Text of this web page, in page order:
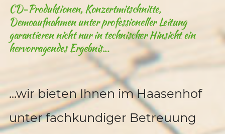
CD-Produktionen, Konzertmitschnitte,
Demoaufnahmen unter professioneller Leitung
garantieren nicht nur in technischer Hinsicht ein
hervorragendes Ergebnis...
...wir bieten Ihnen im Haasenhof
unter fachkundiger Betreuung